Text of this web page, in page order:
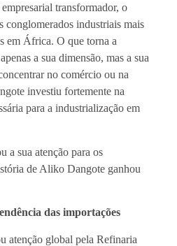
transformador, o
conglomerados industriais mais
em África. O que torna a
a sua dimensão, mas a sua
no comércio ou na
investiu fortemente na
para a industrialização em
a sua atenção para os
de Aliko Dangote ganhou
das importações
atenção global pela Refinaria